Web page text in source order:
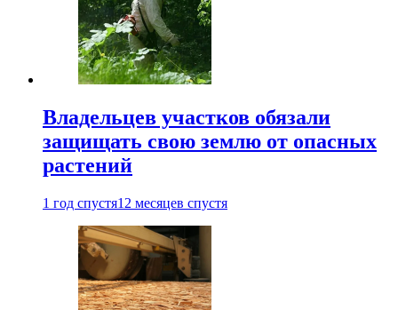
Владельцев участков обязали
защищать свою землю от опасных
растений
1 год спустя12 месяцев спустя